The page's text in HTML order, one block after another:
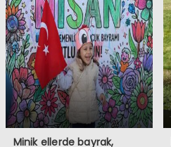
Minik ellerde bayrak,